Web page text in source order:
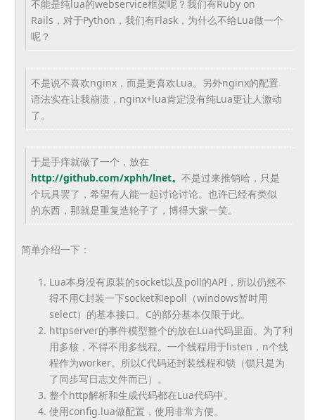
不能是纯lua的webservice框架呢？我们有Ruby on
Rails，对于Python，我们有Flask，为什么不给Lua做一个
呢？
不是说不喜欢nginx，而是更喜欢Lua。另外nginx的配置
语法实在让我崩溃，nginx+lua肯定没有纯Lua更让人激动
了。
于是手痒就做了一个，放在
http://github.com/xphh/lnet。 不是过来推销哈，只是
个玩具罢了，希望有人能一起讨论讨论。也许已经有类似
的东西，那就是重复造轮子了，博得大家一笑。
简单介绍一下：
Lua本身没有原装的socket以及poll的API，所以仍然不
得不用C封装一下socket和epoll（windows暂时用
select）的基本接口。C的部分基本仅限于此。
httpserver的事件模型整个的放在Lua代码里面。为了利
用多核，不得不用多线程。一个线程用于listen，n个线
程作为worker。所以C代码还封装线程和锁（锁只是为
了同步写日志文件而已）。
整个http解析和生成代码都在Lua代码中。
使用config.lua做配置，使用非常方便。